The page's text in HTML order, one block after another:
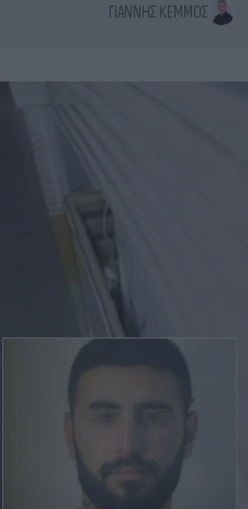
ΓΙΆΝΝΗΣ ΚΈΜΜΟΣ